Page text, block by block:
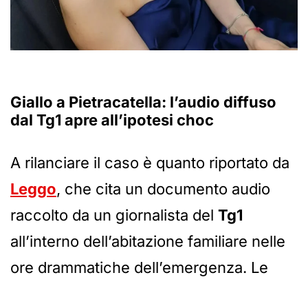
Giallo a Pietracatella: l’audio diffuso
dal Tg1 apre all’ipotesi choc
A rilanciare il caso è quanto riportato da
Leggo, che cita un documento audio
raccolto da un giornalista del Tg1
all’interno dell’abitazione familiare nelle
ore drammatiche dell’emergenza. Le